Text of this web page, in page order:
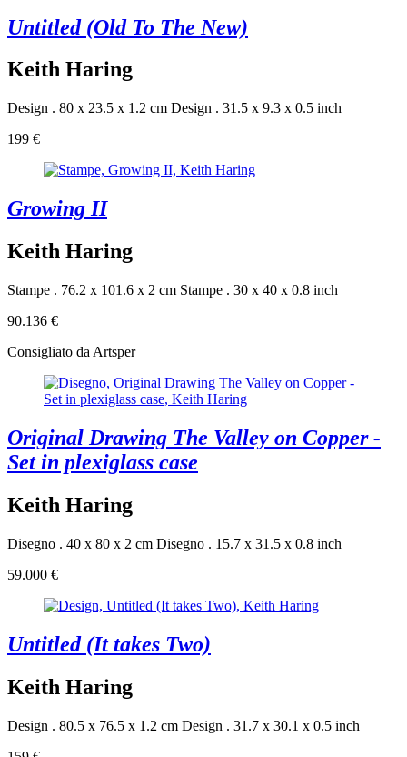
Untitled (Old To The New)
Keith Haring
Design . 80 x 23.5 x 1.2 cm Design . 31.5 x 9.3 x 0.5 inch
199 €
Growing II
Keith Haring
Stampe . 76.2 x 101.6 x 2 cm Stampe . 30 x 40 x 0.8 inch
90.136 €
Consigliato da Artsper
Original Drawing The Valley on Copper -
Set in plexiglass case
Keith Haring
Disegno . 40 x 80 x 2 cm Disegno . 15.7 x 31.5 x 0.8 inch
59.000 €
Untitled (It takes Two)
Keith Haring
Design . 80.5 x 76.5 x 1.2 cm Design . 31.7 x 30.1 x 0.5 inch